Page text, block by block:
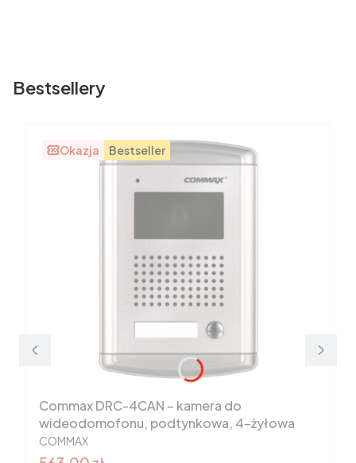
Bestsellery
Okazja Bestseller
Commax DRC-4CAN – kamera do
wideodomofonu, podtynkowa, 4-żyłowa
PRODUCENT
COMMAX